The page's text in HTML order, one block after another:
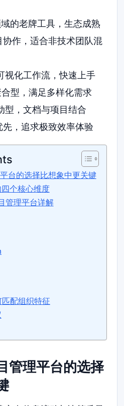
的老牌工具，生态成熟
作，适合非技术团队混
化工作流，快速上手
型，满足多样化需求
，文档与项目结合
，追求极致效率体验
台的选择比想象中更关键
个核心维度
管理平台详解
配组织特征
管理平台的选择